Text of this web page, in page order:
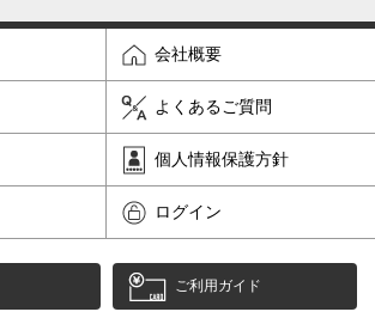
会社概要
よくあるご質問
個人情報保護方針
ログイン
ご利用ガイド